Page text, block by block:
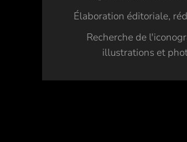
Élaboration éditoriale,
Recherche de
illustrations et